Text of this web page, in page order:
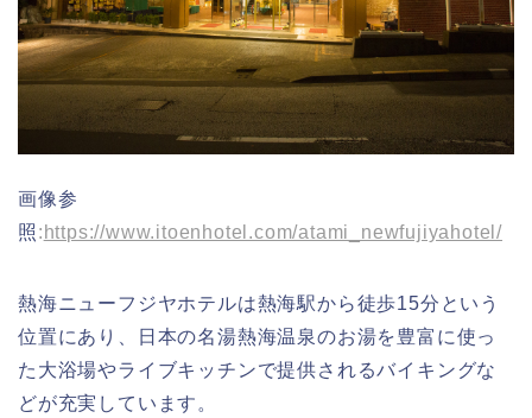
画像参
照 : https://www.itoenhotel.com/atami_newfujiyahotel/
熱海ニューフジヤホテルは熱海駅から徒歩15分という
位置にあり、日本の名湯熱海温泉のお湯を豊富に使っ
た大浴場やライブキッチンで提供されるバイキングな
どが充実しています。